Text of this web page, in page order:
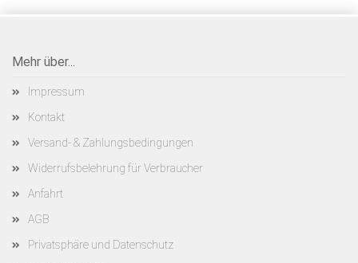
Mehr über...
Impressum
Kontakt
Versand- & Zahlungsbedingungen
Widerrufsbelehrung für Verbraucher
Anfahrt
AGB
Privatsphäre und Datenschutz